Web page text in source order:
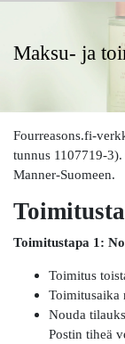
Maksu- ja
Fourreasons.fi-
tunnus 1107719-
Manner-Suomeen.
Toimitustapa 1:
Toimitus
Toimitusaika
Nouda
Postin tiheä